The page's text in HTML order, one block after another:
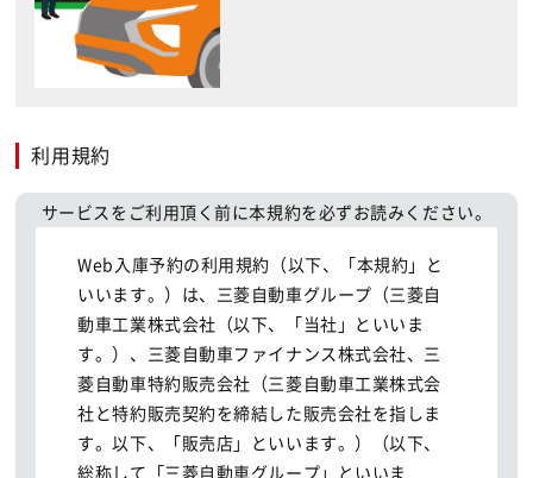
利用規約
サービスをご利用頂く前に本規約を必ずお読みください。
Web入庫予約の利用規約（以下、「本規約」と
いいます。）は、三菱自動車グループ（三菱自
動車工業株式会社（以下、「当社」といいま
す。）、三菱自動車ファイナンス株式会社、三
菱自動車特約販売会社（三菱自動車工業株式会
社と特約販売契約を締結した販売会社を指しま
す。以下、「販売店」といいます。）（以下、
総称して「三菱自動車グループ」といいま